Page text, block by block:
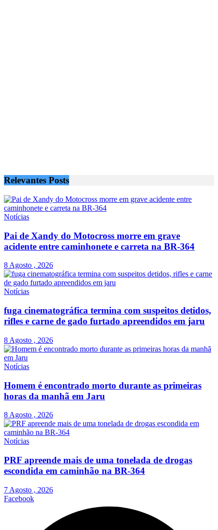
Relevantes Posts
Notícias
Pai de Xandy do Motocross morre em grave
acidente entre caminhonete e carreta na BR-364
8 Agosto , 2026
Notícias
fuga cinematográfica termina com suspeitos detidos,
rifles e carne de gado furtado apreendidos em jaru
8 Agosto , 2026
Notícias
Homem é encontrado morto durante as primeiras
horas da manhã em Jaru
8 Agosto , 2026
Notícias
PRF apreende mais de uma tonelada de drogas
escondida em caminhão na BR-364
7 Agosto , 2026
Facebook